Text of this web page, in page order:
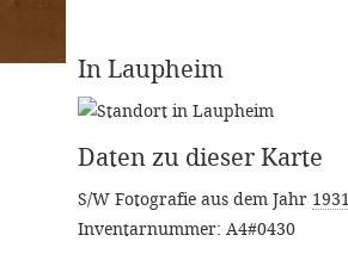
In Laupheim
Daten zu dieser Karte
S/W Fotografie aus dem Jahr 1931
Inventarnummer: A4#0430